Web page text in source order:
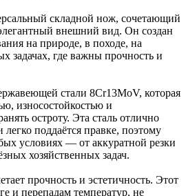
складной нож, сочетающий
внешний вид. Он создан
на природе, в походе, на
задачах, где важны прочность и
стали 8Cr13MoV, которая
износостойкостью и
остроту. Эта сталь отлично
поддаётся правке, поэтому
условиях — от аккуратной резки
хозяйственных задач.
прочность и эстетичность. Этот
и перепадам температур, не